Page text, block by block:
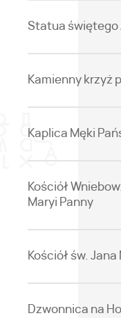
Statua świętego
Kamienny krzyż
Kaplica Męki
Kościół
Maryi Panny
Kościół św.
Dzwonnica na